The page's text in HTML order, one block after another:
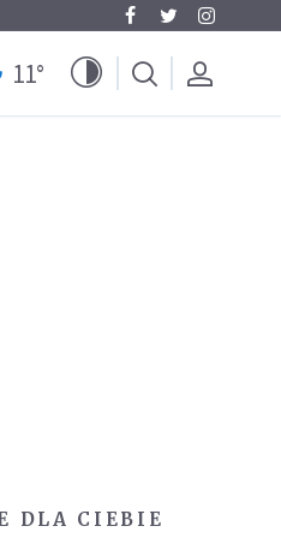
11°
DLA CIEBIE